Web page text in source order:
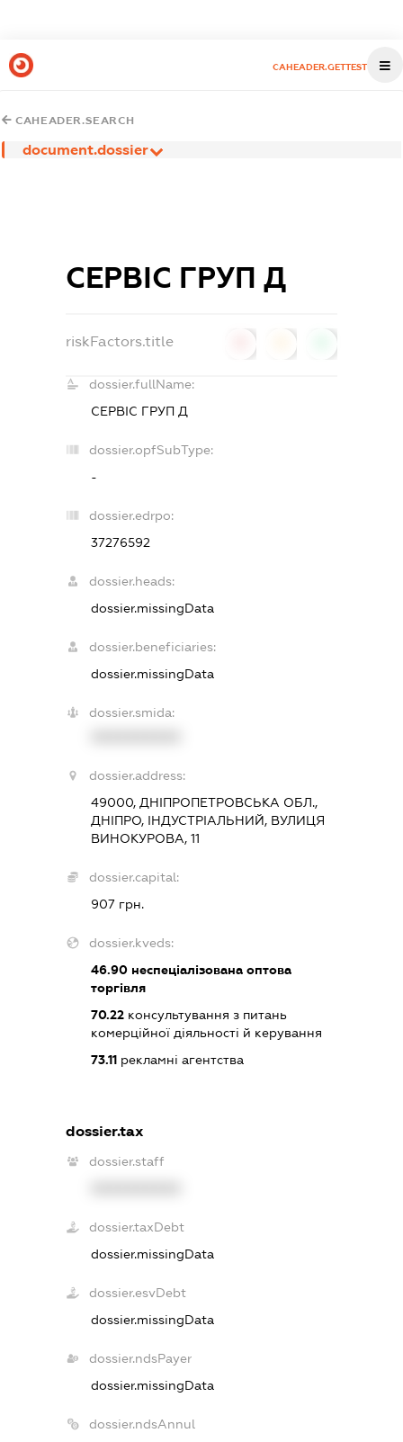
CAHEADER.GETTEST
CAHEADER.SEARCH
document.dossier
СЕРВІС ГРУП Д
riskFactors.title
dossier.fullName:
СЕРВІС ГРУП Д
dossier.opfSubType:
-
dossier.edrpo:
37276592
dossier.heads:
dossier.missingData
dossier.beneficiaries:
dossier.missingData
dossier.smida:
dossier.address:
49000, ДНІПРОПЕТРОВСЬКА ОБЛ.,
ДНІПРО, ІНДУСТРІАЛЬНИЙ, ВУЛИЦЯ
ВИНОКУРОВА, 11
dossier.capital:
907 грн.
dossier.kveds:
46.90 неспеціалізована оптова
торгівля
70.22 консультування з питань
комерційної діяльності й керування
73.11 рекламні агентства
dossier.tax
dossier.staff
dossier.taxDebt
dossier.missingData
dossier.esvDebt
dossier.missingData
dossier.ndsPayer
dossier.missingData
dossier.ndsAnnul